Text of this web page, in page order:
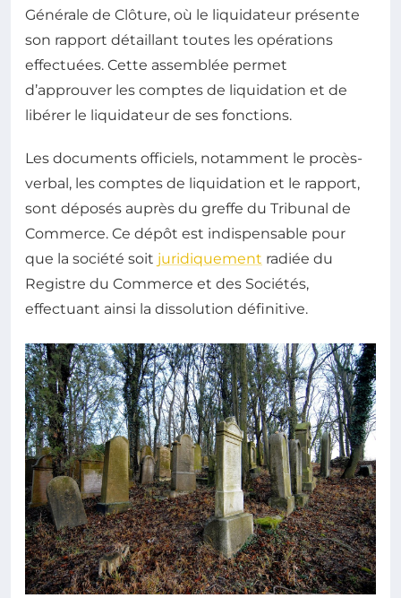
Générale de Clôture, où le liquidateur présente
son rapport détaillant toutes les opérations
effectuées. Cette assemblée permet
d’approuver les comptes de liquidation et de
libérer le liquidateur de ses fonctions.
Les documents officiels, notamment le procès-
verbal, les comptes de liquidation et le rapport,
sont déposés auprès du greffe du Tribunal de
Commerce. Ce dépôt est indispensable pour
que la société soit juridiquement radiée du
Registre du Commerce et des Sociétés,
effectuant ainsi la dissolution définitive.